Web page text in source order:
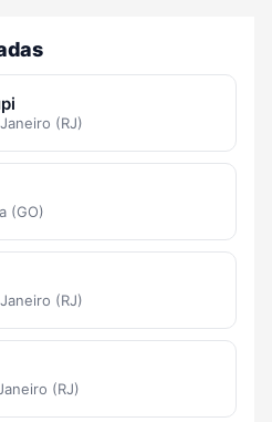
(RJ)
(GO)
(RJ)
(RJ)